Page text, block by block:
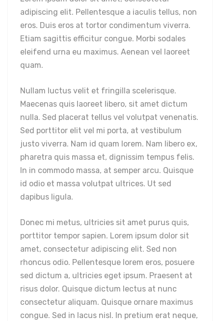
adipiscing elit. Pellentesque a iaculis tellus, non
eros. Duis eros at tortor condimentum viverra.
Etiam sagittis efficitur congue. Morbi sodales
eleifend urna eu maximus. Aenean vel laoreet
quam.
Nullam luctus velit et fringilla scelerisque.
Maecenas quis laoreet libero, sit amet dictum
nulla. Sed placerat tellus vel volutpat venenatis.
Sed porttitor elit vel mi porta, at vestibulum
justo viverra. Nam id quam lorem. Nam libero ex,
pharetra quis massa et, dignissim tempus felis.
In in commodo massa, at semper arcu. Quisque
id odio et massa volutpat ultrices. Ut sed
dapibus ligula.
Donec mi metus, ultricies sit amet purus quis,
porttitor tempor sapien. Lorem ipsum dolor sit
amet, consectetur adipiscing elit. Sed non
rhoncus odio. Pellentesque lorem eros, posuere
sed dictum a, ultricies eget ipsum. Praesent at
risus dolor. Quisque dictum lectus at nunc
consectetur aliquam. Quisque ornare maximus
congue. Sed in lacus nisl. In pretium erat neque,